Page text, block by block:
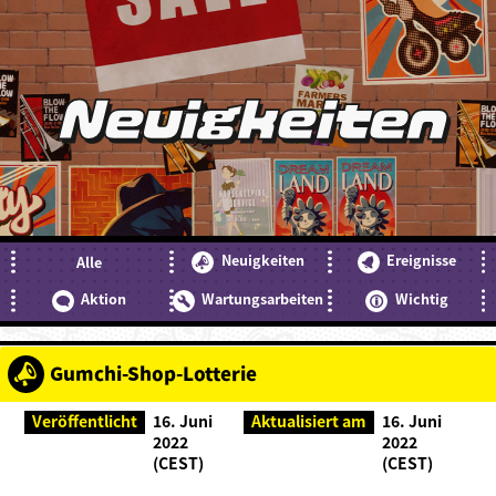
Neuigkeiten
Alle Neuigkeiten
Ereignisse
Aktion
Wartungsarbeiten Wichtig
Gumchi-Shop-Lotterie
Veröffentlicht
16. Juni
2022
(CEST)
Aktualisiert am
16. Juni
2022
(CEST)